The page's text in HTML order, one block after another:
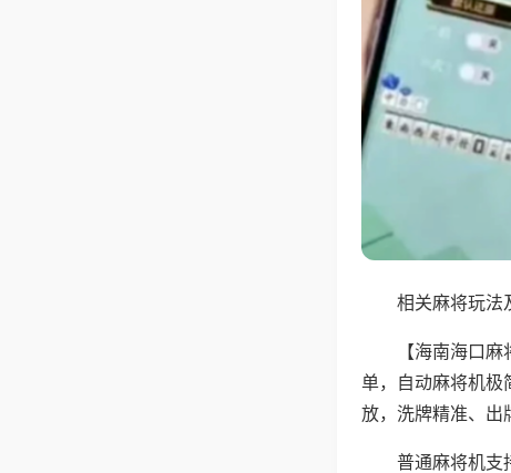
相关麻将玩法
【海南海口
单，自动麻将机极
放，洗牌精准、出
普通麻将机支